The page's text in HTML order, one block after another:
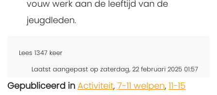
vouw werk aan de leeftijd van de
jeugdleden.
Lees 1347 keer
Laatst aangepast op zaterdag, 22 februari 2025 01:57
Gepubliceerd in Activiteit, 7-11 welpen, 11-15